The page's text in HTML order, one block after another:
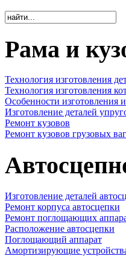
Рама и
Технология изготовления
Технология изготовления
Особенности изготовления
Изготовление деталей
Ремонт кузовов
Ремонт кузовов грузовых
Изготовление деталей
Ремонт корпуса автосцепки
Ремонт поглощающих
Расположение автосцепки
Поглощающий аппарат
Амортизирующие